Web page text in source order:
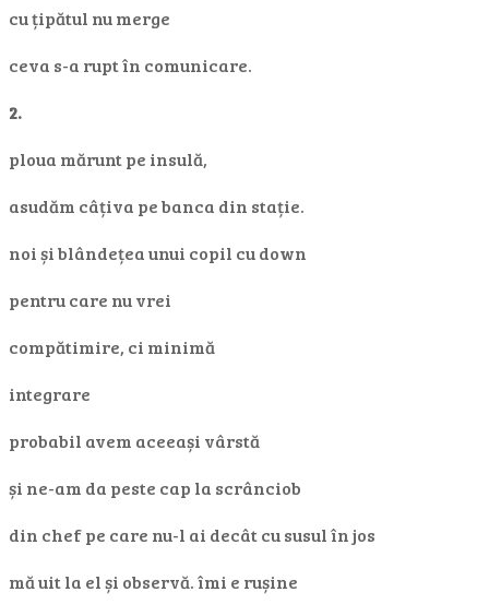
cu țipătul nu merge
ceva s-a rupt în comunicare.
2.
ploua mărunt pe insulă,
asudăm câțiva pe banca din stație.
noi și blândețea unui copil cu down
pentru care nu vrei
compătimire, ci minimă
integrare
probabil avem aceeași vârstă
și ne-am da peste cap la scrânciob
din chef pe care nu-l ai decât cu susul în jos
mă uit la el și observă. îmi e rușine